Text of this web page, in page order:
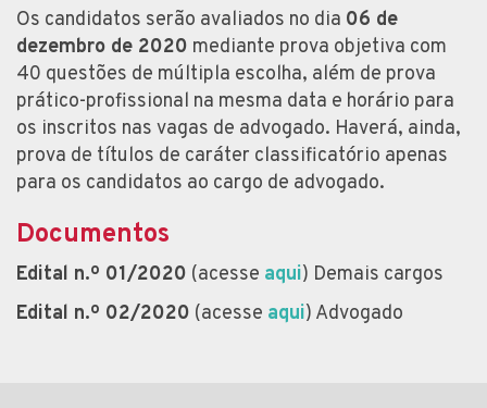
Os candidatos serão avaliados no dia 06 de
dezembro de 2020 mediante prova objetiva com
40 questões de múltipla escolha, além de prova
prático-profissional na mesma data e horário para
os inscritos nas vagas de advogado. Haverá, ainda,
prova de títulos de caráter classificatório apenas
para os candidatos ao cargo de advogado.
Documentos
Edital n.º 01/2020 (acesse aqui) Demais cargos
Edital n.º 02/2020 (acesse aqui) Advogado